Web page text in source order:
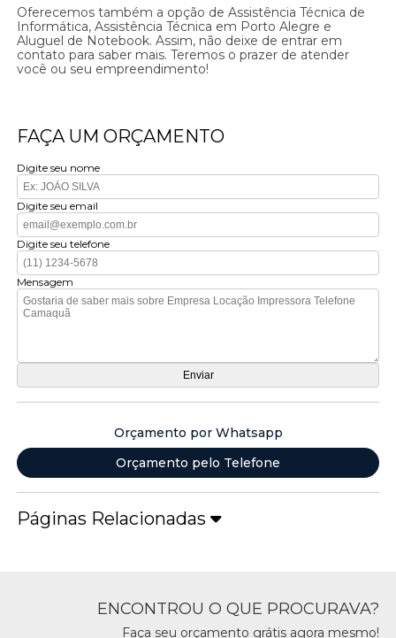
Oferecemos também a opção de Assistência Técnica de
Informática, Assistência Técnica em Porto Alegre e
Aluguel de Notebook. Assim, não deixe de entrar em
contato para saber mais. Teremos o prazer de atender
você ou seu empreendimento!
FAÇA UM ORÇAMENTO
Digite seu nome
Digite seu email
Digite seu telefone
Mensagem
Orçamento por Whatsapp
Orçamento pelo Telefone
Páginas Relacionadas
ENCONTROU O QUE PROCURAVA?
Faça seu orçamento grátis agora mesmo!